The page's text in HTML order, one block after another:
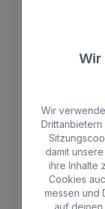
Wir
Wir
damit
ihre Inhalte
Cookies
messen und
auf deinen